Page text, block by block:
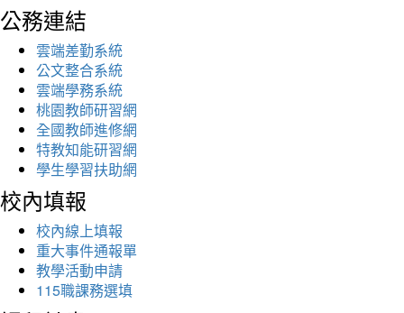
公務連結
雲端差勤系統
公文整合系統
雲端學務系統
桃園教師研習網
全國教師進修網
特教知能研習網
學生學習扶助網
校內填報
校內線上填報
重大事件通報單
教學活動申請
115職課務選填